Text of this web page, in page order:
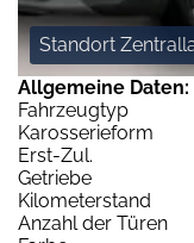
Standort
Allgemeine Daten:
Fahrzeugtyp
Karosserieform
Erst-Zul.
Getriebe
Kilometerstand
Anzahl der Türen